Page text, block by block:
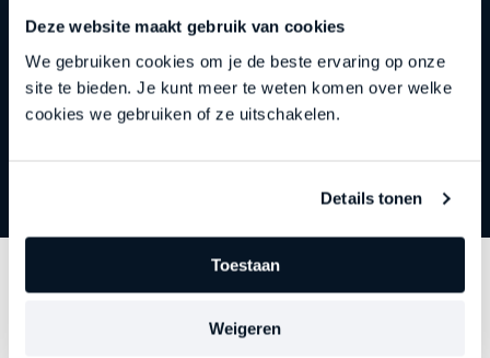
Deze website maakt gebruik van cookies
We gebruiken cookies om je de beste ervaring op onze
site te bieden. Je kunt meer te weten komen over welke
cookies we gebruiken of ze uitschakelen.
Details tonen
Toestaan
Weigeren
andere series